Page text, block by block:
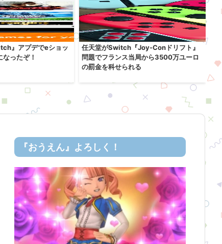
』アプデでeショッ
ったぞ！
任天堂がSwitch『Joy-Conドリフト』
問題でフランス当局から3500万ユーロ
の罰金を科せられる
『おうえん』よろしく！